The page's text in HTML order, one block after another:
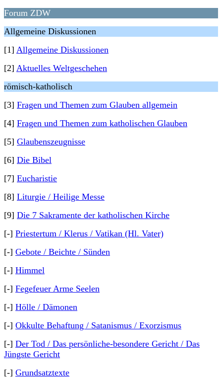
Forum ZDW
Allgemeine Diskussionen
[1] Allgemeine Diskussionen
[2] Aktuelles Weltgeschehen
römisch-katholisch
[3] Fragen und Themen zum Glauben allgemein
[4] Fragen und Themen zum katholischen Glauben
[5] Glaubenszeugnisse
[6] Die Bibel
[7] Eucharistie
[8] Liturgie / Heilige Messe
[9] Die 7 Sakramente der katholischen Kirche
[-] Priestertum / Klerus / Vatikan (Hl. Vater)
[-] Gebote / Beichte / Sünden
[-] Himmel
[-] Fegefeuer Arme Seelen
[-] Hölle / Dämonen
[-] Okkulte Behaftung / Satanismus / Exorzismus
[-] Der Tod / Das persönliche-besondere Gericht / Das
Jüngste Gericht
[-] Grundsatztexte